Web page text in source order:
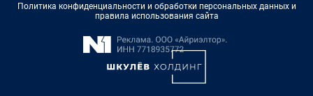
Политика конфиденциальности и обработки персональных данных и
правила использования сайта